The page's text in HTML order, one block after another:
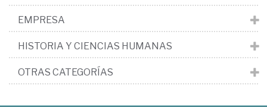
EMPRESA
HISTORIA Y CIENCIAS HUMANAS
OTRAS CATEGORÍAS